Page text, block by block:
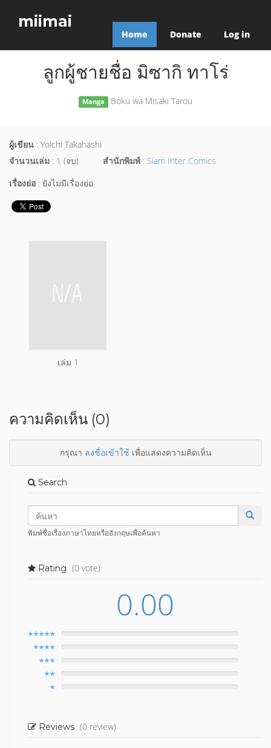
miimai
Home Donate Log in
ลูกผู้ชายชื่อ มิซากิ ทาโร่
Manga Boku wa Misaki Tarou
ผู้เขียน : Yoichi Takahashi
จำนวนเล่ม : 1 (จบ) สำนักพิมพ์ : Siam Inter Comics
เรื่องย่อ : ยังไม่มีเรื่องย่อ
เล่ม 1
ความคิดเห็น (0)
กรุณา ลงชื่อเข้าใช้เพื่อแสดงความคิดเห็น
Search
พิมพ์ชื่อเรื่องภาษาไทยหรืออังกฤษเพื่อค้นหา
Rating (0 vote)
0.00
Reviews (0 review)